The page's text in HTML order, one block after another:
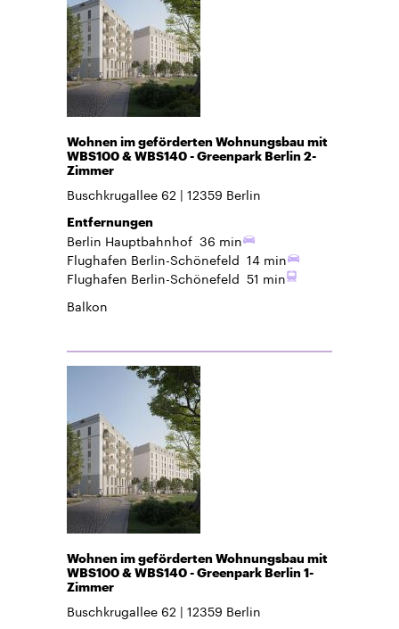
Wohnen im geförderten Wohnungsbau mit
WBS100 & WBS140 - Greenpark Berlin 2-
Zimmer
Buschkrugallee 62 12359 Berlin
Entfernungen
Berlin Hauptbahnhof 36 min
Flughafen Berlin-Schönefeld 14 min
Flughafen Berlin-Schönefeld 51 min
Balkon
Wohnen im geförderten Wohnungsbau mit
WBS100 & WBS140 - Greenpark Berlin 1-
Zimmer
Buschkrugallee 62 12359 Berlin